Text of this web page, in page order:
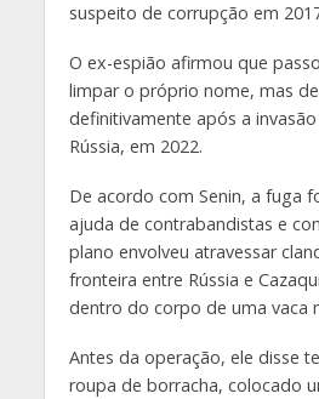
suspeito de corrupção em
O ex-espião afirmou que
limpar o próprio nome, mas
definitivamente após a
Rússia, em 2022.
De acordo com Senin, a fuga
ajuda de contrabandistas e
plano envolveu atravessar
fronteira entre Rússia e
dentro do corpo de uma vaca
Antes da operação, ele disse
roupa de borracha, colocado